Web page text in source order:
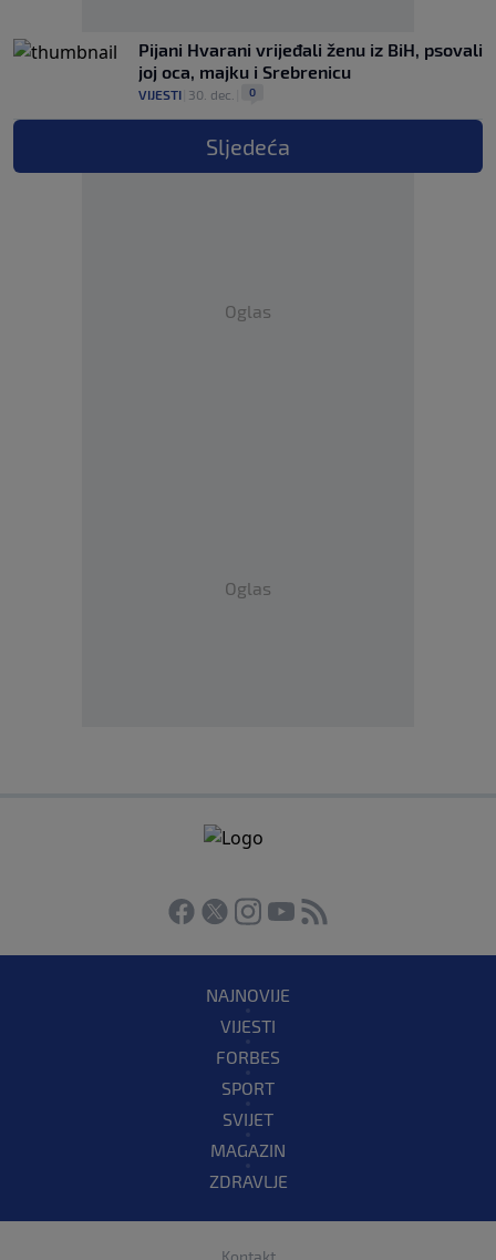
Pijani Hvarani vrijeđali ženu iz BiH, psovali
joj oca, majku i Srebrenicu
VIJESTI 30. dec. 0
Sljedeća
Oglas
Oglas
NAJNOVIJE
VIJESTI
FORBES
SPORT
SVIJET
MAGAZIN
ZDRAVLJE
Kontakt